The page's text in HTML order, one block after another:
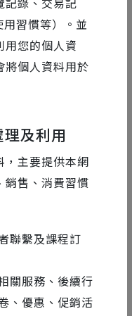
記錄、交易記
習慣等）。並
用您的個人資
將個人資料用於
及利用
，主要提供本網
銷售、消費習慣
聯繫及課程訂
關服務、後續行
、優惠、促銷活
意學院的相關資訊電
揭開二棲設計眾多的
知的高強度難題，舉
不足、時間有限、刁
資源和條件下，我們